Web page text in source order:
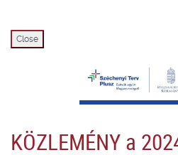
Close
KÖZLEMÉNY a